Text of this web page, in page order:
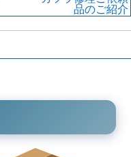
品のご紹介